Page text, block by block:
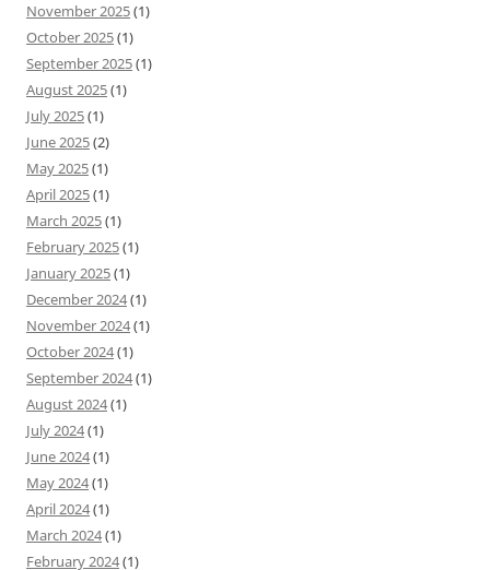
November 2025(1)
October 2025(1)
September 2025(1)
August 2025(1)
July 2025(1)
June 2025(2)
May 2025(1)
April 2025(1)
March 2025(1)
February 2025(1)
January 2025(1)
December 2024(1)
November 2024(1)
October 2024(1)
September 2024(1)
August 2024(1)
July 2024(1)
June 2024(1)
May 2024(1)
April 2024(1)
March 2024(1)
February 2024(1)